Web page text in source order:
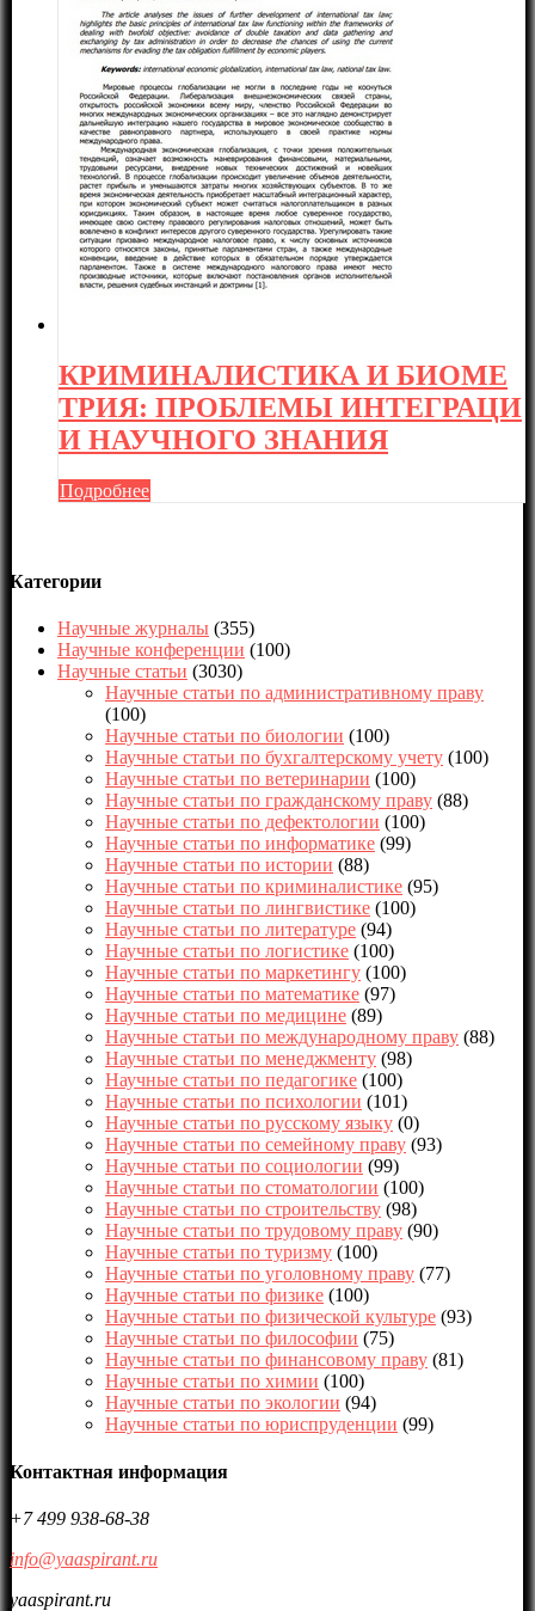
КРИМИНАЛИСТИКА И БИОМЕ
ТРИЯ: ПРОБЛЕМЫ ИНТЕГРАЦИ
И НАУЧНОГО ЗНАНИЯ
Подробнее
Категории
Научные журналы (355)
Научные конференции (100)
Научные статьи (3030)
Научные статьи по административному праву
(100)
Научные статьи по биологии (100)
Научные статьи по бухгалтерскому учету (100)
Научные статьи по ветеринарии (100)
Научные статьи по гражданскому праву (88)
Научные статьи по дефектологии (100)
Научные статьи по информатике (99)
Научные статьи по истории (88)
Научные статьи по криминалистике (95)
Научные статьи по лингвистике (100)
Научные статьи по литературе (94)
Научные статьи по логистике (100)
Научные статьи по маркетингу (100)
Научные статьи по математике (97)
Научные статьи по медицине (89)
Научные статьи по международному праву (88)
Научные статьи по менеджменту (98)
Научные статьи по педагогике (100)
Научные статьи по психологии (101)
Научные статьи по русскому языку (0)
Научные статьи по семейному праву (93)
Научные статьи по социологии (99)
Научные статьи по стоматологии (100)
Научные статьи по строительству (98)
Научные статьи по трудовому праву (90)
Научные статьи по туризму (100)
Научные статьи по уголовному праву (77)
Научные статьи по физике (100)
Научные статьи по физической культуре (93)
Научные статьи по философии (75)
Научные статьи по финансовому праву (81)
Научные статьи по химии (100)
Научные статьи по экологии (94)
Научные статьи по юриспруденции (99)
Контактная информация
+7 499 938-68-38
info@yaaspirant.ru
yaaspirant.ru